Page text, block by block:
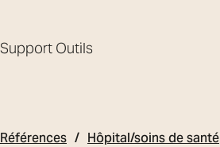
Support Outils
Références Hôpital/soins de santé